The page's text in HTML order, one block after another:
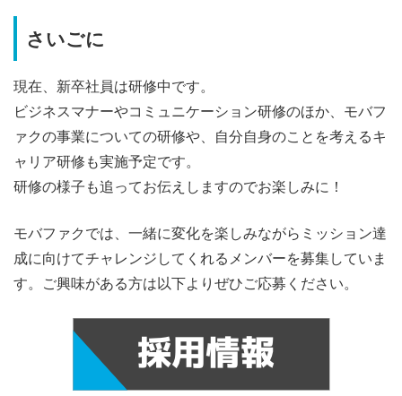
さいごに
現在、新卒社員は研修中です。
ビジネスマナーやコミュニケーション研修のほか、モバフ
ァクの事業についての研修や、自分自身のことを考えるキ
ャリア研修も実施予定です。
研修の様子も追ってお伝えしますのでお楽しみに！
モバファクでは、一緒に変化を楽しみながらミッション達
成に向けてチャレンジしてくれるメンバーを募集していま
す。ご興味がある方は以下よりぜひご応募ください。